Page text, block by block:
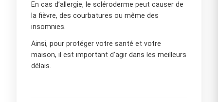
En cas d’allergie, le scléroderme peut causer de
la fièvre, des courbatures ou même des
insomnies.
Ainsi, pour protéger votre santé et votre
maison, il est important d’agir dans les meilleurs
délais.